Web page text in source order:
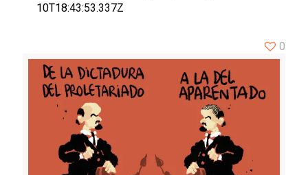
10T18:43:53.337Z
0